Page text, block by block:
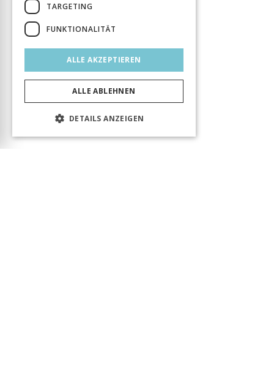
TARGETING
FUNKTIONALITÄT
ALLE AKZEPTIEREN
ALLE ABLEHNEN
DETAILS ANZEIGEN